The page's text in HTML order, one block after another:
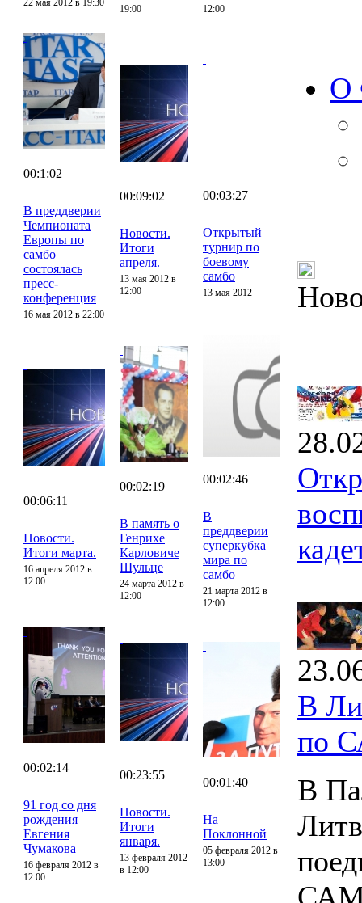
22 мая 2012 в 19:30
19:00
12:00
00:1:02
В преддверии
Чемпионата
Европы по
самбо
состоялась
пресс-
конференция
16 мая 2012 в 22:00
00:09:02
Новости.
Итоги
апреля.
13 мая 2012 в
12:00
00:03:27
Открытый
турнир по
боевому
самбо
13 мая 2012
00:06:11
Новости.
Итоги марта.
16 апреля 2012 в
12:00
00:02:19
В память о
Генрихе
Карловиче
Шульце
24 марта 2012 в
12:00
00:02:46
В
преддверии
суперкубка
мира по
самбо
21 марта 2012 в
12:00
00:02:14
91 год со дня
рождения
Евгения
Чумакова
16 февраля 2012 в
12:00
00:23:55
Новости.
Итоги
января.
13 февраля 2012
в 12:00
00:01:40
На
Поклонной
05 февраля 2012 в
13:00
О
В
по
В